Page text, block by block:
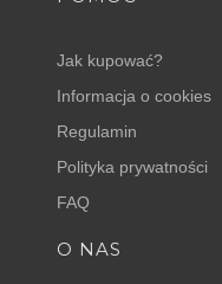
Jak kupować?
Informacja o cookies
Regulamin
Polityka prywatności
FAQ
O NAS